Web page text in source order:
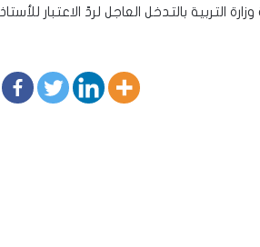
التربية بالتدخل العاجل لردّ الاعتبار للأستاذ